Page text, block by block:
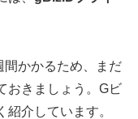
間かかるため、まだ
おきましょう。Gビ
介しています。